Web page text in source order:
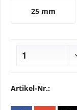
25 mm
Artikel-Nr.: